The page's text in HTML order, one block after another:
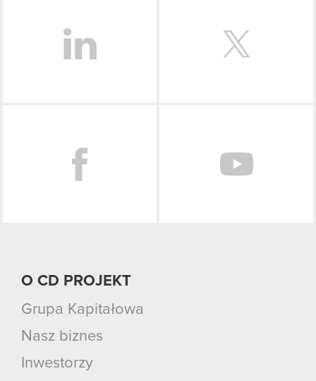
O CD PROJEKT
Grupa Kapitałowa
Nasz biznes
Inwestorzy